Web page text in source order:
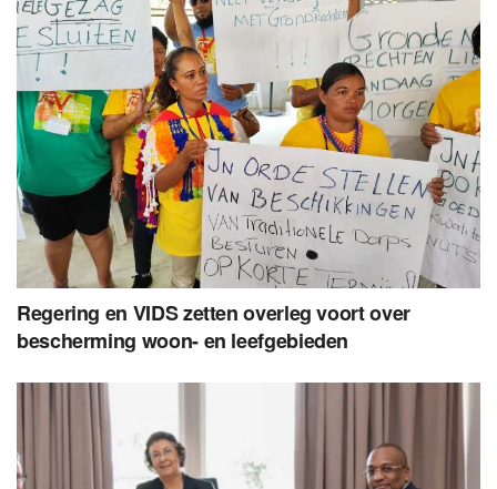
Regering en VIDS zetten overleg voort over
bescherming woon- en leefgebieden